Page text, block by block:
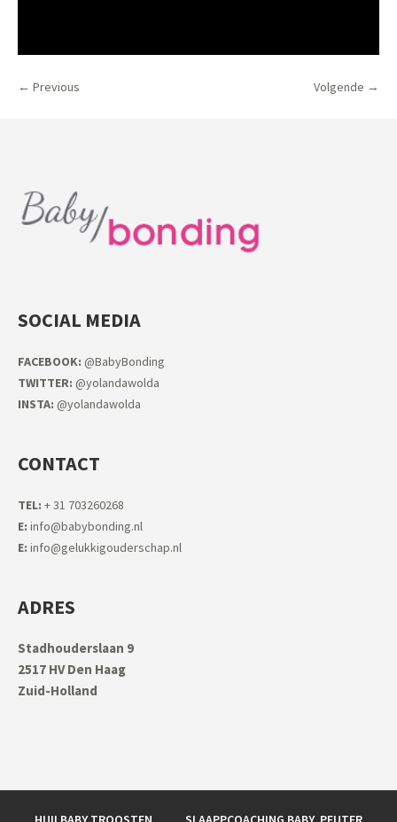
← Previous Volgende →
SOCIAL MEDIA
FACEBOOK: @BabyBonding
TWITTER: @yolandawolda
INSTA: @yolandawolda
CONTACT
TEL: + 31 703260268
E: info@babybonding.nl
E: info@gelukkigouderschap.nl
ADRES
Stadhouderslaan 9
2517 HV Den Haag
Zuid-Holland